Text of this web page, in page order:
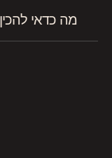
מה כדאי